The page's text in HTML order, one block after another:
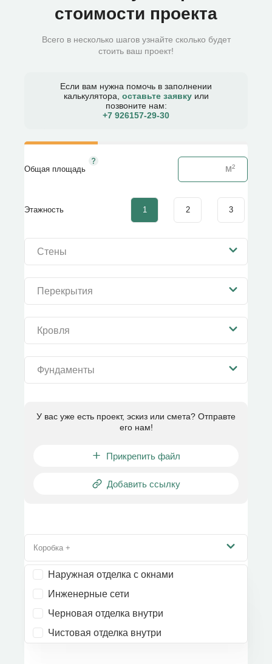
стоимости проекта
Всего в несколько шагов узнайте сколько будет
стоить ваш проект!
Если вам нужна помочь в заполнении
калькулятора, оставьте заявку или
позвоните нам:
+7 926157-29-30​
Общая площадь
Этажность 1 2 3
Стены
Перекрытия
Кровля
Фундаменты
У вас уже есть проект, эскиз или смета? Отправте
его нам!
Прикрепить файл
Добавить ссылку
Коробка +
Наружная отделка с окнами
Инженерные сети
Черновая отделка внутри
Чистовая отделка внутри